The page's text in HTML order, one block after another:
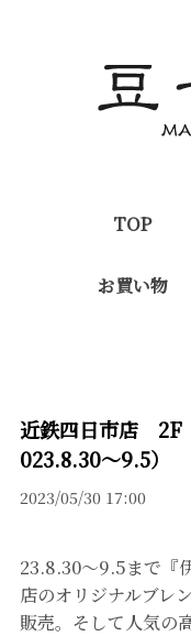
TOP
お買い物
近鉄四日市店 2F
023.8.30～9.5）
2023/05/30 17:00
23.8.30～9.5まで『
店のオリジナルブレ
販売。そして人気の